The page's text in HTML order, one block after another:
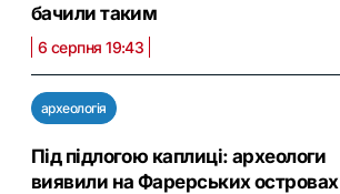
бачили таким
6 серпня 19:43
археологія
Під підлогою каплиці: археологи
виявили на Фарерських островах